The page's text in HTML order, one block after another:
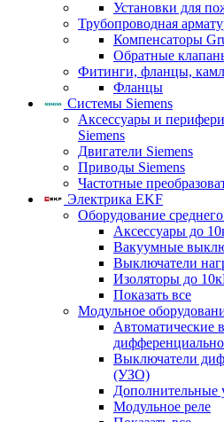
Установки для
Трубопроводная
Компенсаторы
Обратные
Фитинги, фланцы,
Фланцы
Системы Siemens
Аксессуары и
Siemens
Двигатели Siemens
Приводы Siemens
Частотные
Электрика EKF
Оборудование
Аксессуары до
Вакуумные
Выключатели
Изоляторы до
Показать все
Модульное
Автоматические
Выключатели
(УЗО)
Дополнительные
Модульное реле